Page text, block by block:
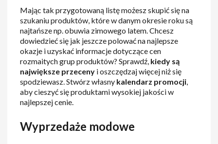
Mając tak przygotowaną listę możesz skupić się na
szukaniu produktów, które w danym okresie roku są
najtańsze np. obuwia zimowego latem. Chcesz
dowiedzieć się jak jeszcze polować na najlepsze
okazje i uzyskać informacje dotyczące cen
rozmaitych grup produktów? Sprawdź, kiedy są
największe przeceny i oszczędzaj więcej niż się
spodziewasz. Stwórz własny kalendarz promocji
aby cieszyć się produktami wysokiej jakości w
najlepszej cenie.
Wyprzedaże modowe